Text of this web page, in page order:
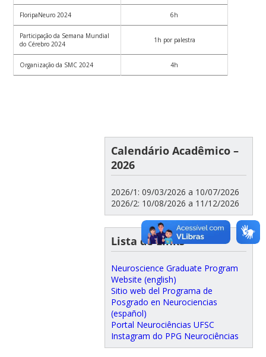
FloripaNeuro 2024 6h
Participação da Semana Mundial
do Cérebro 2024
1h por palestra
Organização da SMC 2024 4h
Calendário Acadêmico –
2026
2026/1: 09/03/2026 a 10/07/2026
2026/2: 10/08/2026 a 11/12/2026
Lista de Links
Neuroscience Graduate Program
Website (english)
Sitio web del Programa de
Posgrado en Neurociencias
(español)
Portal Neurociências UFSC
Instagram do PPG Neurociências